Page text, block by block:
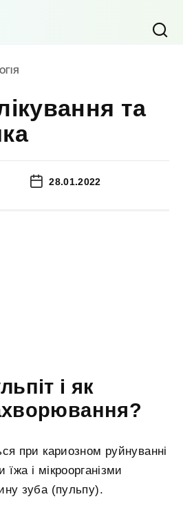
та
28.01.2022
і як
при кариозном руйнуванні
їжа і мікроорганізми
зуба (пульпу).